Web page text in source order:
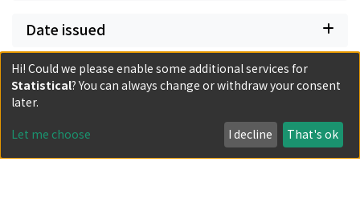
Date issued
Classification
Hi! Could we please enable some additional services for
Statistical? You can always change or withdraw your consent
later.
Let me choose I decline That's ok